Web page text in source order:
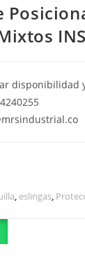
disponibilidad
eslingas